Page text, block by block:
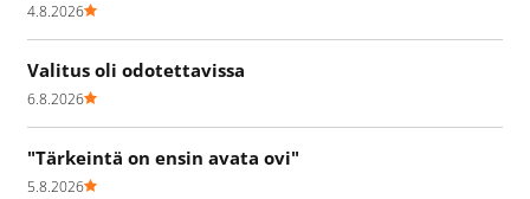
4.8.2026
Valitus oli odotettavissa
6.8.2026
"Tärkeintä on ensin avata ovi"
5.8.2026